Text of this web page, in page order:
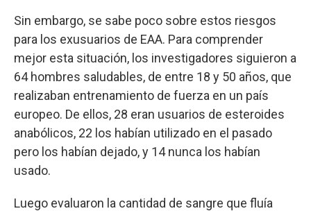
Sin embargo, se sabe poco sobre estos riesgos
para los exusuarios de EAA. Para comprender
mejor esta situación, los investigadores siguieron a
64 hombres saludables, de entre 18 y 50 años, que
realizaban entrenamiento de fuerza en un país
europeo. De ellos, 28 eran usuarios de esteroides
anabólicos, 22 los habían utilizado en el pasado
pero los habían dejado, y 14 nunca los habían
usado.
Luego evaluaron la cantidad de sangre que fluía